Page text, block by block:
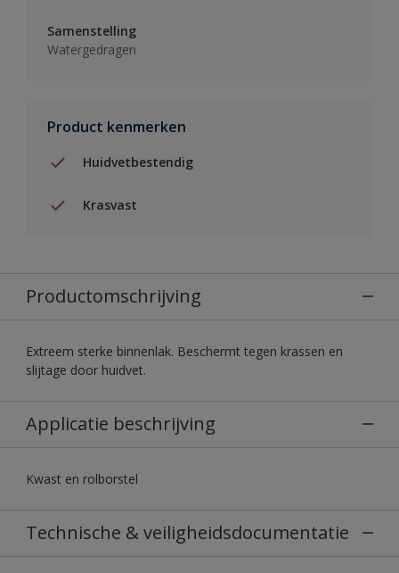
Samenstelling
Watergedragen
Product kenmerken
Huidvetbestendig
Krasvast
Productomschrijving
Extreem sterke binnenlak. Beschermt tegen krassen en
slijtage door huidvet.
Applicatie beschrijving
Kwast en rolborstel
Technische & veiligheidsdocumentatie